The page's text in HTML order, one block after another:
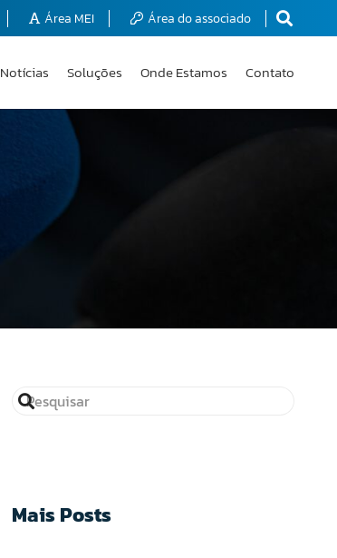
Área MEI Área do associado
Notícias Soluções Onde Estamos Contato
Mais Posts